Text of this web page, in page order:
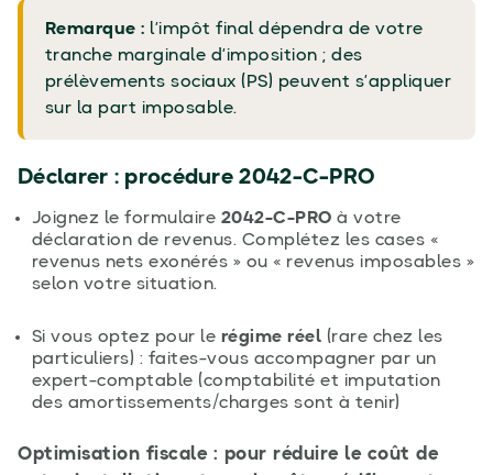
Remarque : l’impôt final dépendra de votre
tranche marginale d’imposition ; des
prélèvements sociaux (PS) peuvent s’appliquer
sur la part imposable.
Déclarer : procédure 2042-C-PRO
Joignez le formulaire 2042-C-PRO à votre
déclaration de revenus. Complétez les cases «
revenus nets exonérés » ou « revenus imposables »
selon votre situation.
Si vous optez pour le régime réel (rare chez les
particuliers) : faites-vous accompagner par un
expert-comptable (comptabilité et imputation
des amortissements/charges sont à tenir)
Optimisation fiscale : pour réduire le coût de